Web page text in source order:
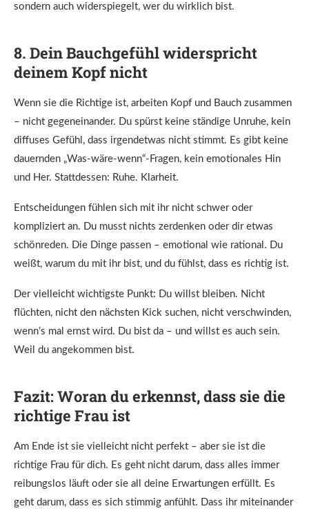
sondern auch widerspiegelt, wer du wirklich bist.
8. Dein Bauchgefühl widerspricht
deinem Kopf nicht
Wenn sie die Richtige ist, arbeiten Kopf und Bauch zusammen
– nicht gegeneinander. Du spürst keine ständige Unruhe, kein
diffuses Gefühl, dass irgendetwas nicht stimmt. Es gibt keine
dauernden „Was-wäre-wenn“-Fragen, kein emotionales Hin
und Her. Stattdessen: Ruhe. Klarheit.
Entscheidungen fühlen sich mit ihr nicht schwer oder
kompliziert an. Du musst nichts zerdenken oder dir etwas
schönreden. Die Dinge passen – emotional wie rational. Du
weißt, warum du mit ihr bist, und du fühlst, dass es richtig ist.
Der vielleicht wichtigste Punkt: Du willst bleiben. Nicht
flüchten, nicht den nächsten Kick suchen, nicht verschwinden,
wenn’s mal ernst wird. Du bist da – und willst es auch sein.
Weil du angekommen bist.
Fazit: Woran du erkennst, dass sie die
richtige Frau ist
Am Ende ist sie vielleicht nicht perfekt – aber sie ist die
richtige Frau für dich. Es geht nicht darum, dass alles immer
reibungslos läuft oder sie all deine Erwartungen erfüllt. Es
geht darum, dass es sich stimmig anfühlt. Dass ihr miteinander